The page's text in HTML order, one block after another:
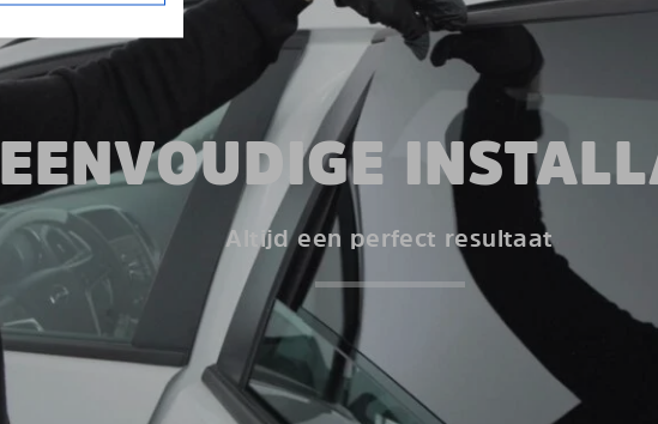
EENVOUDIGE
Altijd een perfect resultaat